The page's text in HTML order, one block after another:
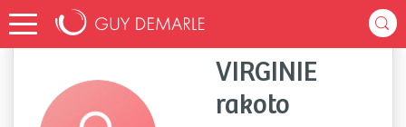
Accueil virginier_adcb
VIRGINIE
rakoto